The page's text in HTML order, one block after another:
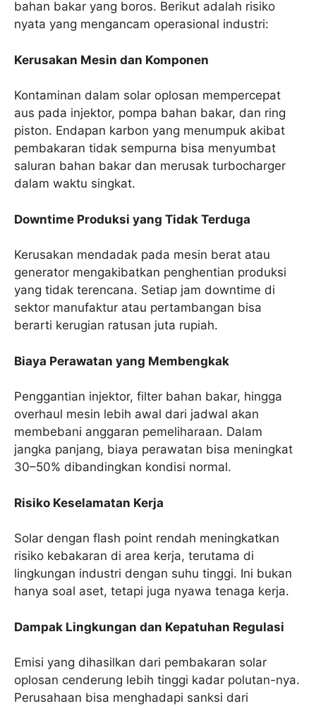
bahan bakar yang boros. Berikut adalah risiko
nyata yang mengancam operasional industri:
Kerusakan Mesin dan Komponen
Kontaminan dalam solar oplosan mempercepat
aus pada injektor, pompa bahan bakar, dan ring
piston. Endapan karbon yang menumpuk akibat
pembakaran tidak sempurna bisa menyumbat
saluran bahan bakar dan merusak turbocharger
dalam waktu singkat.
Downtime Produksi yang Tidak Terduga
Kerusakan mendadak pada mesin berat atau
generator mengakibatkan penghentian produksi
yang tidak terencana. Setiap jam downtime di
sektor manufaktur atau pertambangan bisa
berarti kerugian ratusan juta rupiah.
Biaya Perawatan yang Membengkak
Penggantian injektor, filter bahan bakar, hingga
overhaul mesin lebih awal dari jadwal akan
membebani anggaran pemeliharaan. Dalam
jangka panjang, biaya perawatan bisa meningkat
30–50% dibandingkan kondisi normal.
Risiko Keselamatan Kerja
Solar dengan flash point rendah meningkatkan
risiko kebakaran di area kerja, terutama di
lingkungan industri dengan suhu tinggi. Ini bukan
hanya soal aset, tetapi juga nyawa tenaga kerja.
Dampak Lingkungan dan Kepatuhan Regulasi
Emisi yang dihasilkan dari pembakaran solar
oplosan cenderung lebih tinggi kadar polutan-nya.
Perusahaan bisa menghadapi sanksi dari